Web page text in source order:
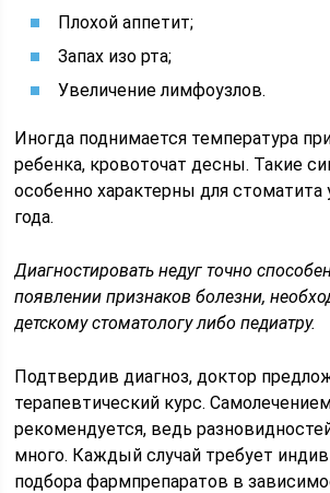
Плохой аппетит;
Запах изо рта;
Увеличение лимфоузлов.
Иногда поднимается температура
ребенка, кровоточат десны. Такие
особенно характерны для стоматита
года.
Диагностировать недуг точно
появлении признаков болезни,
детскому стоматологу либо педиатру.
Подтвердив диагноз, доктор
терапевтический курс.
рекомендуется, ведь
много. Каждый случай требует
подбора фармпрепаратов в